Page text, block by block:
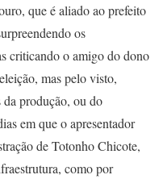
que é aliado ao prefeito
os
criticando o amigo do dono
mas pelo visto,
produção, ou do
em que o apresentador
de Totonho Chicote,
como por